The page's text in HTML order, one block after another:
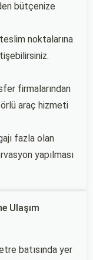
bütçenize
teslim noktalarına
firmalarından
araç hizmeti
fazla olan
yapılması
Ulaşım
batısında yer